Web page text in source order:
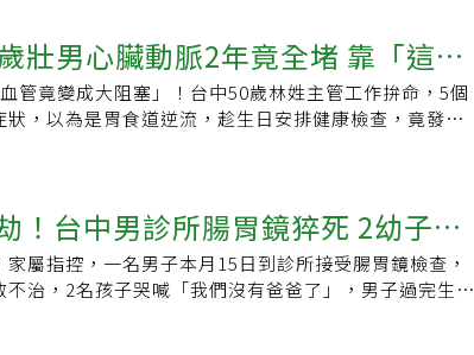
不中斷。經過多次協商後，雙方仍對部分聘任條件未
續聘程序。對於這樣的結果，院方同感遺憾，也尊重
解許多病友對李醫師的信任與支持，也理解因此次事件
即啟動醫療銜接機制，協助受影響門診、手術及住院病
禹康透露，現代人手一機的壞習慣也讓病患出現「幼
獲一名特殊的「6歲男童」案例；男童母親說，孩子每
、滑平板，一上就是大半天；最近媽媽更驚見孩子肛門
，嚇得趕緊帶孩子求醫，所幸經醫師確認是長期如廁過
不可攜帶3C產品。曾禹康呼籲，排便出血、肛門異物
瘡症狀，應盡速尋求專業醫師協助；因為「大腸癌」
肛門腫塊等極其相似的病徵，一般民眾很容易混淆；
痔瘡治療，恐會錯失黃金治療期。
日開車經新平路1段、環太東路口，因占用機車停等區
2罐K他命，對洪驗尿呈K他命、去甲基愷他命陽性反
日騎機車經樹德路、振福路口，因機車未裝設後視鏡被
妨害公務遭逮，查扣1包K他命，驗尿呈K他命、去甲基
標；洪4月10日再開車經太平區，因警方擴大臨檢發現
危險罪各判4月徒刑，得易科罰金。許育銘2025年5月
2段、環中東路1段，因違規單手騎車被警方攔查，皮
洛因陽性反應；許8月26日騎車經中區台灣大道、中華
毒品粉末，驗尿呈安非他命陽性反應。許男9月11日再
壯男心臟動脈2年竟全堵 靠「這
管竟變成大阻塞」！台中50歲林姓主管工作拚命，5個
，以為是胃食道逆流，趁生日安排健康檢查，竟發現
脈十分通暢，沒想到五個月前，他走快一點、爬兩層
顯緊縮感，彷彿被繩子勒住，伴隨冒冷汗與左肩痠
男指出，症狀一發作，他嘗試全身用力伸展、來回踱
，狀況就緩和，他誤以為是工作太累，睡一覺就好，
，盡量少吃一點降低發作頻率，所幸妻子建議他趁上
！台中男診所腸胃鏡猝死 2幼子淚
了
屬指控，一名男子本月15日到診所接受腸胃鏡檢查，
治，2名孩子哭喊「我們沒有爸爸了」，男子過完生日